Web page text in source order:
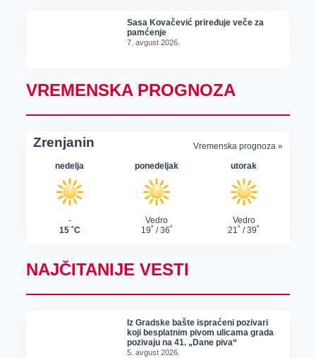
Sasa Kovačević priređuje veče za
pamćenje
7. avgust 2026.
VREMENSKA PROGNOZA
NAJČITANIJE VESTI
Iz Gradske bašte ispraćeni pozivari
koji besplatnim pivom ulicama grada
pozivaju na 41. „Dane piva“
5. avgust 2026.